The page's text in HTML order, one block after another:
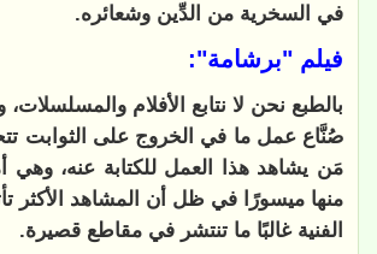
في السخرية من الدِّين وشعائره.
فيلم "برشامة":
بالطبع نحن لا نتابع الأفلام والمسلسلات،
صُنَّاع عمل ما في الخروج على الثوابت
مَن يشاهد هذا العمل للكتابة عنه، وهي
منها ميسورًا في ظل أن المشاهد الأكثر
الفنية غالبًا ما تنتشر في مقاطع قصيرة.